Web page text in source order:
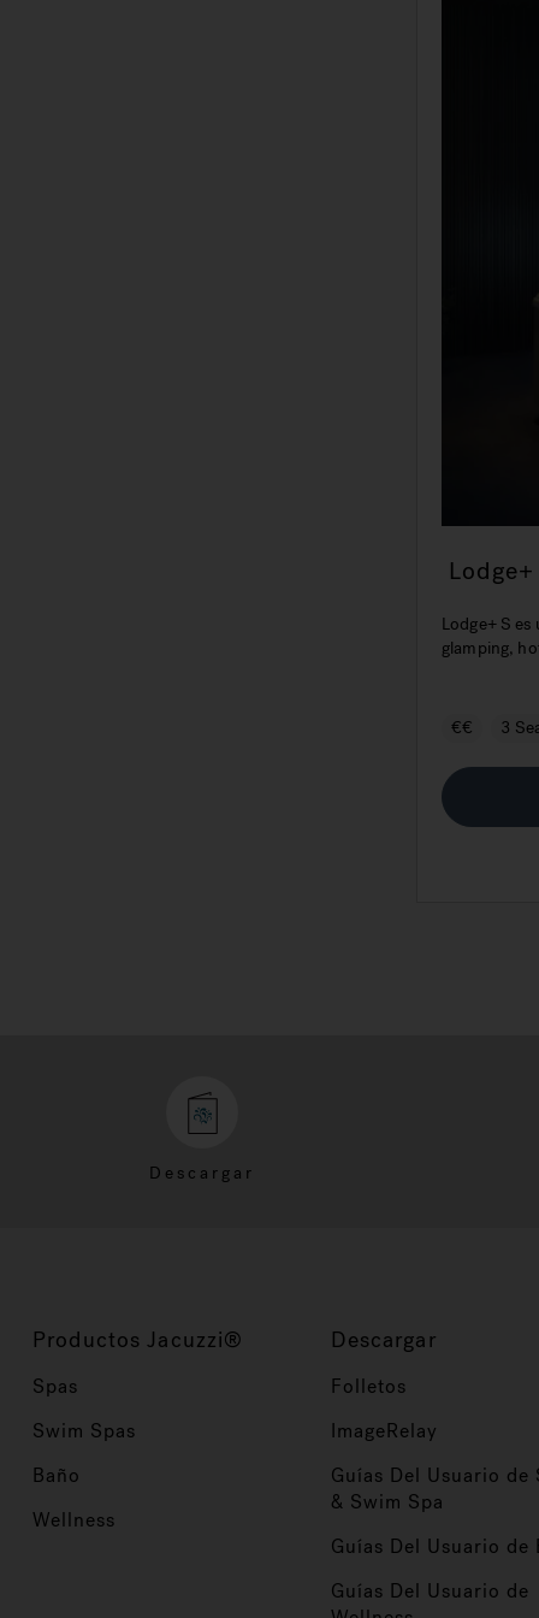
sector
Lodge+ S
glamping,
€€ 3
Descargar
Productos Jacuzzi®
Spas
Swim Spas
Baño
Wellness
Descargar
Folletos
ImageRelay
Guías Del Usuario de
& Swim Spa
Guías Del Usuario de
Guías Del Usuario de